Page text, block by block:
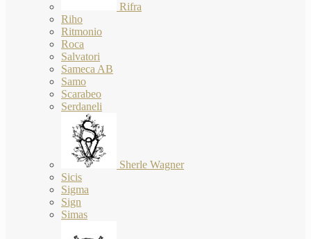
Rifra
Riho
Ritmonio
Roca
Salvatori
Sameca AB
Samo
Scarabeo
Serdaneli
Sherle Wagner
Sicis
Sigma
Sign
Simas